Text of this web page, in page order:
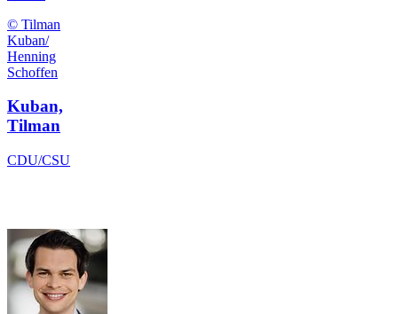
© Tilman
Kuban/
Henning
Schoffen
Kuban,
Tilman
CDU/CSU